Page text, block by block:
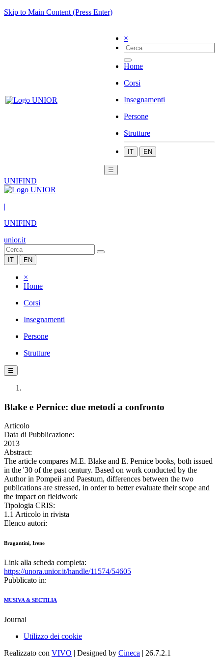
Skip to Main Content (Press Enter)
×
Home
Corsi
Insegnamenti
Persone
Strutture
IT EN
☰
UNIFIND
|
UNIFIND
unior.it
IT EN
×
Home
Corsi
Insegnamenti
Persone
Strutture
☰
Blake e Pernice: due metodi a confronto
Articolo
Data di Pubblicazione:
2013
Abstract:
The article compares M.E. Blake and E. Pernice books, both issued
in the '30 of the past century. Based on work conducted by the
Author in Pompeii and Paestum, differences between the two
publications are stressed, in order to better evaluate their scope and
the impact on fieldwork
Tipologia CRIS:
1.1 Articolo in rivista
Elenco autori:
Bragantini, Irene
Link alla scheda completa:
https://unora.unior.it/handle/11574/54605
Pubblicato in:
MUSIVA & SECTILIA
Journal
Utilizzo dei cookie
Realizzato con VIVO | Designed by Cineca | 26.7.2.1